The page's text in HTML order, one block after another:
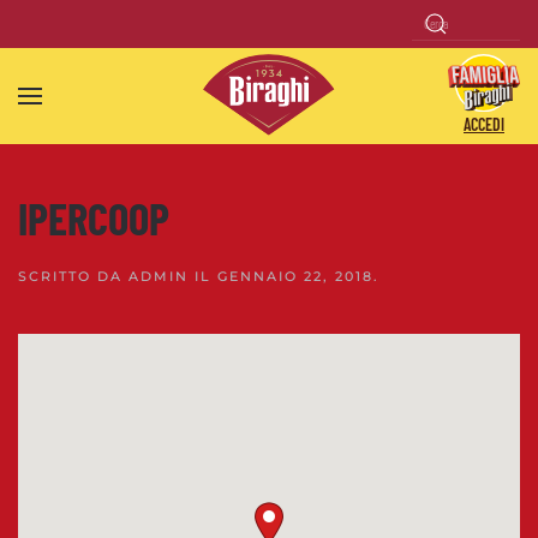
Skip to main content
ACCEDI
IPERCOOP
SCRITTO DA ADMIN IL GENNAIO 22, 2018.